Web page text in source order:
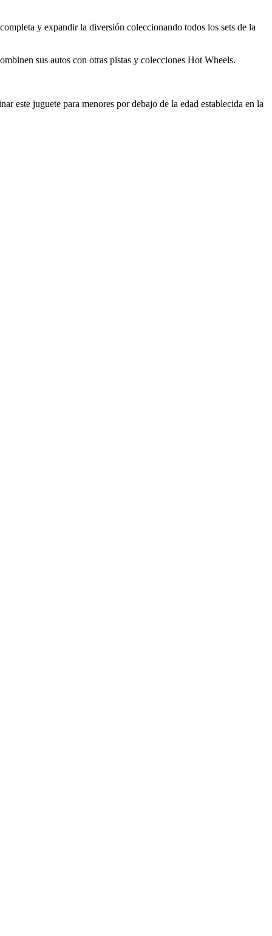
y expandir la diversión coleccionando todos los sets de la
sus autos con otras pistas y colecciones Hot Wheels.
este juguete para menores por debajo de la edad establecida en la